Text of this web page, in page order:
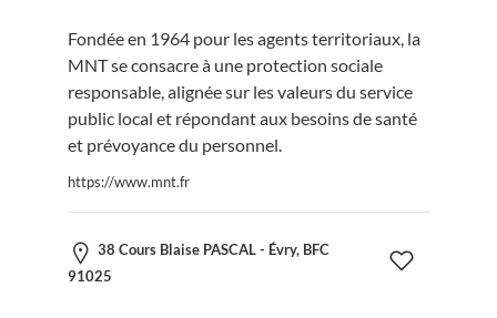
Fondée en 1964 pour les agents territoriaux, la
MNT se consacre à une protection sociale
responsable, alignée sur les valeurs du service
public local et répondant aux besoins de santé
et prévoyance du personnel.
https://www.mnt.fr
38 Cours Blaise PASCAL - Évry, BFC
91025